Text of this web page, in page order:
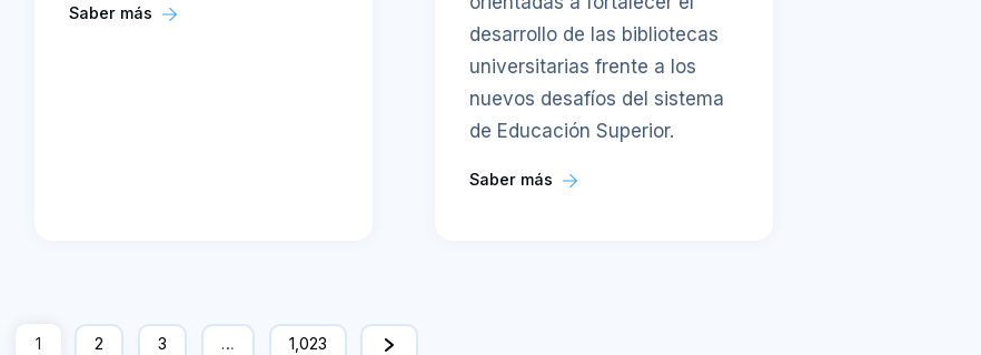
Saber más
desarrollo de las bibliotecas
universitarias frente a los
nuevos desafíos del sistema
de Educación Superior.
Saber más
1 2 3 … 1,023